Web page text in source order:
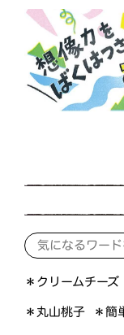
＊クリームチーズ
＊丸山桃子 ＊簡